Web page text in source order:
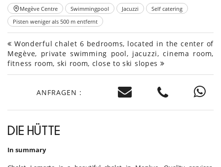
Megève Centre Swimmingpool Jacuzzi
Self catering
Pisten weniger als 500 m entfernt
Wonderful chalet 6 bedrooms, located in the center of
Megève, private swimming pool, jacuzzi, cinema room,
fitness room, ski room, close to ski slopes
ANFRAGEN :
DIE HÜTTE
In summary